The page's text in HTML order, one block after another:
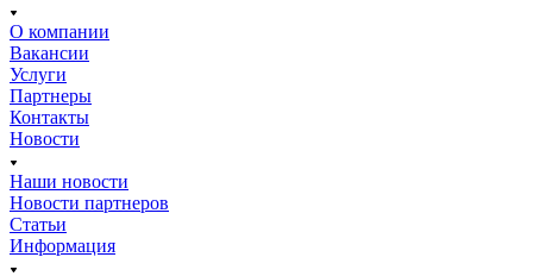
О компании
Вакансии
Услуги
Партнеры
Контакты
Новости
Наши новости
Новости партнеров
Статьи
Информация